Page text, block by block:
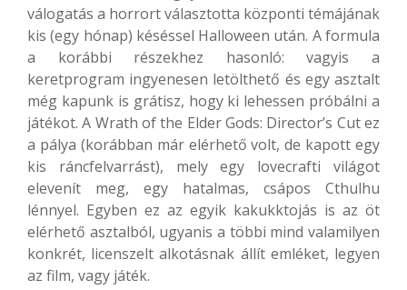
válogatás a horrort választotta központi témájának
kis (egy hónap) késéssel Halloween után. A formula
a korábbi részekhez hasonló: vagyis a
keretprogram ingyenesen letölthető és egy asztalt
még kapunk is grátisz, hogy ki lehessen próbálni a
játékot. A Wrath of the Elder Gods: Director’s Cut ez
a pálya (korábban már elérhető volt, de kapott egy
kis ráncfelvarrást), mely egy lovecrafti világot
elevenít meg, egy hatalmas, csápos Cthulhu
lénnyel. Egyben ez az egyik kakukktojás is az öt
elérhető asztalból, ugyanis a többi mind valamilyen
konkrét, licenszelt alkotásnak állít emléket, legyen
az film, vagy játék.